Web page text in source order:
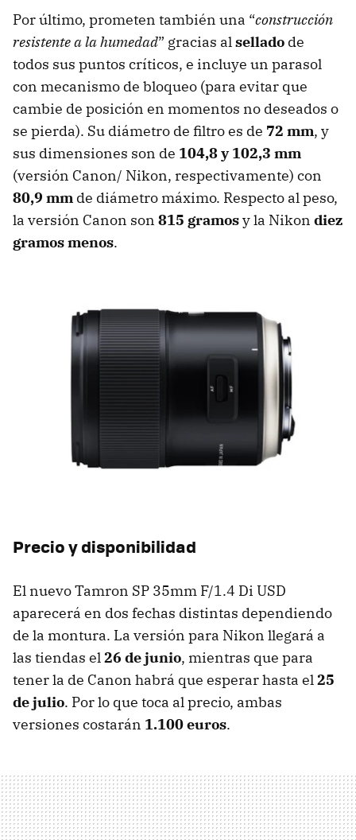
Por último, prometen también una “construcción
resistente a la humedad” gracias alsellado de
todos sus puntos críticos, e incluye un parasol
con mecanismo de bloqueo (para evitar que
cambie de posición en momentos no deseados o
se pierda). Su diámetro de filtro es de 72 mm, y
sus dimensiones son de 104,8 y 102,3 mm
(versión Canon/ Nikon, respectivamente) con
80,9 mm de diámetro máximo. Respecto al peso,
la versión Canon son 815 gramosy la Nikon diez
gramos menos.
Precio y disponibilidad
El nuevo Tamron SP 35mm F/1.4 Di USD
aparecerá en dos fechas distintas dependiendo
de la montura. La versión para Nikon llegará a
las tiendas el26 de junio, mientras que para
tener la de Canon habrá que esperar hasta el25
de julio. Por lo que toca al precio, ambas
versiones costarán 1.100 euros.